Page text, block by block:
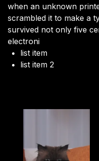
when an unknown
scrambled it to make a
survived not only five
electroni
list item
list item 2